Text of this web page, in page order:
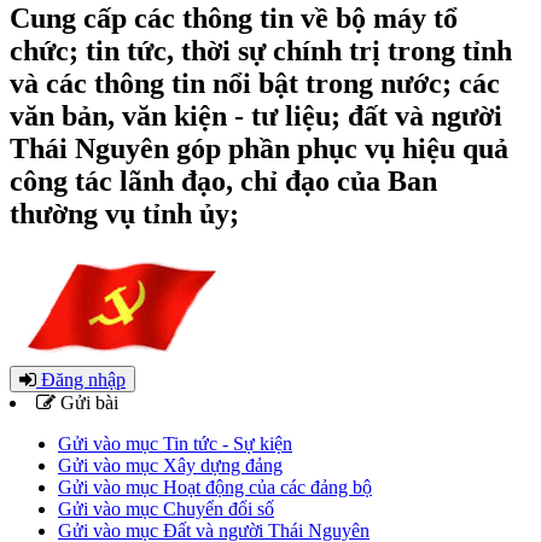
Cung cấp các thông tin về bộ máy tổ
chức; tin tức, thời sự chính trị trong tỉnh
và các thông tin nổi bật trong nước; các
văn bản, văn kiện - tư liệu; đất và người
Thái Nguyên góp phần phục vụ hiệu quả
công tác lãnh đạo, chỉ đạo của Ban
thường vụ tỉnh ủy;
Đăng nhập
Gửi bài
Gửi vào mục Tin tức - Sự kiện
Gửi vào mục Xây dựng đảng
Gửi vào mục Hoạt động của các đảng bộ
Gửi vào mục Chuyển đổi số
Gửi vào mục Đất và người Thái Nguyên